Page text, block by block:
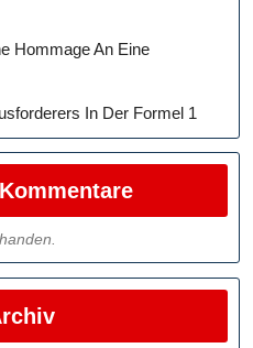
Hommage An Eine
In Der Formel 1